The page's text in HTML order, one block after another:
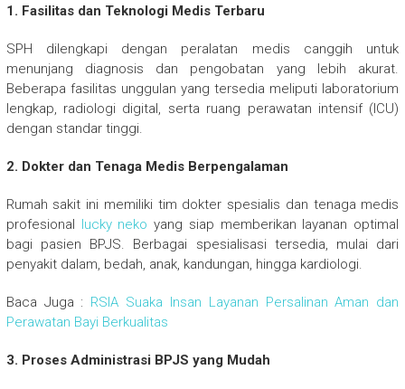
1. Fasilitas dan Teknologi Medis Terbaru
SPH dilengkapi dengan peralatan medis canggih untuk
menunjang diagnosis dan pengobatan yang lebih akurat.
Beberapa fasilitas unggulan yang tersedia meliputi laboratorium
lengkap, radiologi digital, serta ruang perawatan intensif (ICU)
dengan standar tinggi.
2. Dokter dan Tenaga Medis Berpengalaman
Rumah sakit ini memiliki tim dokter spesialis dan tenaga medis
profesional
lucky neko yang siap memberikan layanan optimal
bagi pasien BPJS. Berbagai spesialisasi tersedia, mulai dari
penyakit dalam, bedah, anak, kandungan, hingga kardiologi.
Baca Juga : RSIA Suaka Insan Layanan Persalinan Aman dan
Perawatan Bayi Berkualitas
3. Proses Administrasi BPJS yang Mudah